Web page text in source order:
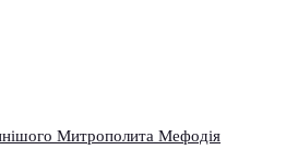
Митрополита Мефодія